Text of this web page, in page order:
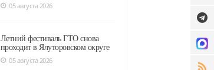
05 августа 2026
Летний фестиваль ГТО снова
проходит в Ялуторовском округе
05 августа 2026